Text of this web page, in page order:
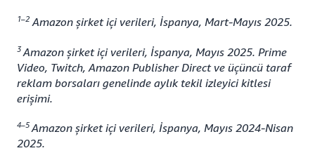
1–2 Amazon şirket içi verileri, İspanya, Mart-Mayıs 2025.
3 Amazon şirket içi verileri, İspanya, Mayıs 2025. Prime
Video, Twitch, Amazon Publisher Direct ve üçüncü taraf
reklam borsaları genelinde aylık tekil izleyici kitlesi
erişimi.
4–5Amazon şirket içi verileri, İspanya, Mayıs 2024-Nisan
2025.